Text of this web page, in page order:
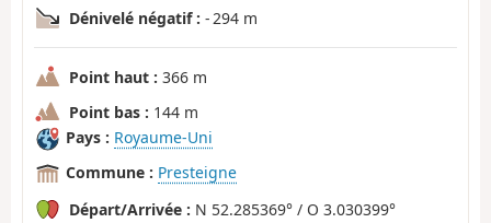
Dénivelé négatif : - 294 m
Point haut : 366 m
Point bas : 144 m
Pays : Royaume-Uni
Commune : Presteigne
Départ/Arrivée : N 52.285369° / O 3.030399°